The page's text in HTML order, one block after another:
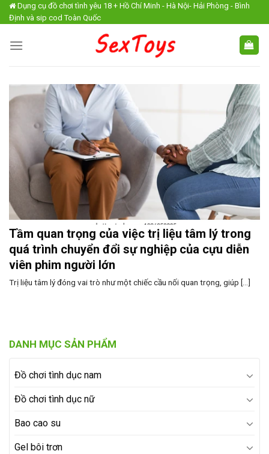
Skip
to
Dụng cụ đồ chơi tình yêu 18 + Hồ Chí Minh - Hà Nội- Hải Phòng - Bình
Định và sip cod Toàn Quốc
DANH MỤC SẢN PHẨM
Đồ chơi tình dục nam
Đồ chơi tình dục nữ
Bao cao su
Gel bôi trơn
Tầm quan trọng của việc trị liệu tâm lý trong
quá trình chuyển đổi sự nghiệp của cựu diễn
viên phim người lớn
Trị liệu tâm lý đóng vai trò như một chiếc cầu nối quan trọng, giúp [...]